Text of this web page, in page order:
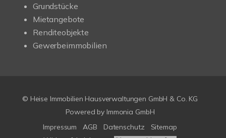
Grundstücke
Mietangebote
Renditeobjekte
Gewerbeimmobilien
© Heise Immobilien Hausverwaltungen GmbH & Co. KG
Powered by Immonia GmbH
Impressum
AGB Datenschutz
Sitemap